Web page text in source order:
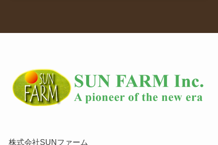
株式会社SUNファーム